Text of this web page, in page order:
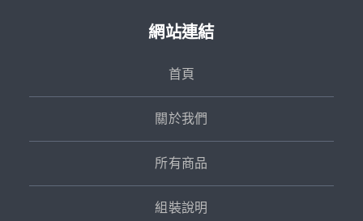
網站連結
首頁
關於我們
所有商品
組裝說明